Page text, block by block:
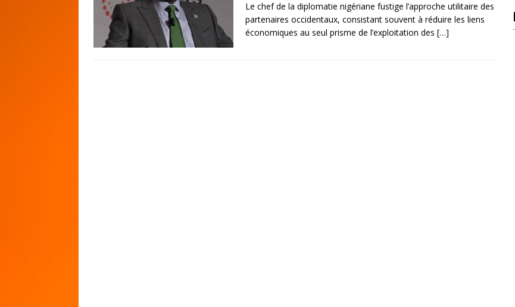
Le chef de la diplomatie nigériane fustige l’approche utilitaire des
partenaires occidentaux, consistant souvent à réduire les liens
économiques au seul prisme de l’exploitation des […]